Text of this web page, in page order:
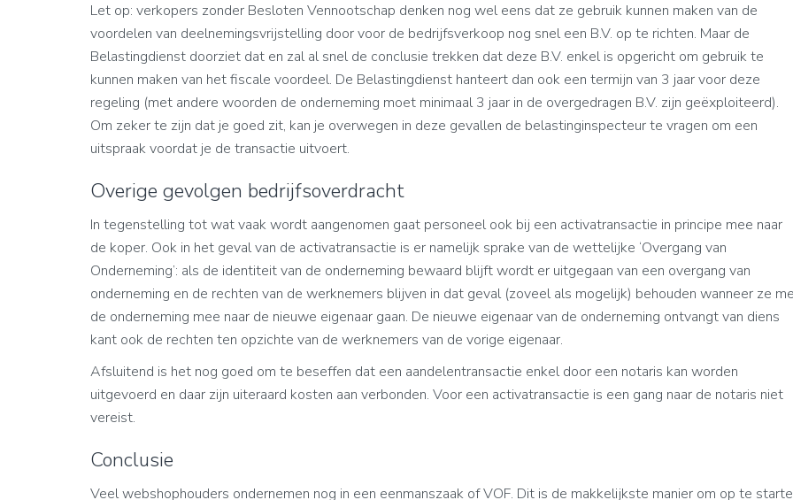
Let op: verkopers zonder Besloten Vennootschap denken nog wel eens dat ze gebruik kunnen maken van de
voordelen van deelnemingsvrijstelling door voor de bedrijfsverkoop nog snel een B.V. op te richten. Maar de
Belastingdienst doorziet dat en zal al snel de conclusie trekken dat deze B.V. enkel is opgericht om gebruik te
kunnen maken van het fiscale voordeel. De Belastingdienst hanteert dan ook een termijn van 3 jaar voor deze
regeling (met andere woorden de onderneming moet minimaal 3 jaar in de overgedragen B.V. zijn geëxploiteerd).
Om zeker te zijn dat je goed zit, kan je overwegen in deze gevallen de belastinginspecteur te vragen om een
uitspraak voordat je de transactie uitvoert.
Overige gevolgen bedrijfsoverdracht
In tegenstelling tot wat vaak wordt aangenomen gaat personeel ook bij een activatransactie in principe mee naar
de koper. Ook in het geval van de activatransactie is er namelijk sprake van de wettelijke ‘Overgang van
Onderneming’: als de identiteit van de onderneming bewaard blijft wordt er uitgegaan van een overgang van
onderneming en de rechten van de werknemers blijven in dat geval (zoveel als mogelijk) behouden wanneer ze
de onderneming mee naar de nieuwe eigenaar gaan. De nieuwe eigenaar van de onderneming ontvangt van diens
kant ook de rechten ten opzichte van de werknemers van de vorige eigenaar.
Afsluitend is het nog goed om te beseffen dat een aandelentransactie enkel door een notaris kan worden
uitgevoerd en daar zijn uiteraard kosten aan verbonden. Voor een activatransactie is een gang naar de notaris niet
vereist.
Conclusie
Veel webshophouders ondernemen nog in een eenmanszaak of VOF. Dit is de makkelijkste manier om op te